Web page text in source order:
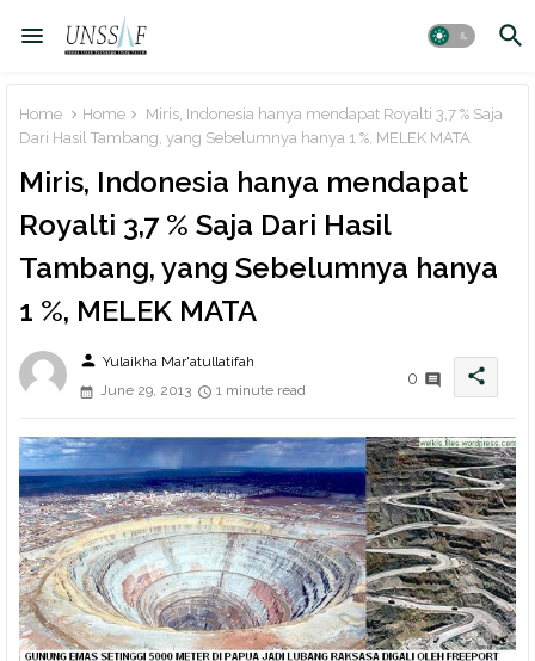
Home Home
Miris, Indonesia hanya mendapat Royalti 3,7 % Saja
Dari Hasil Tambang, yang Sebelumnya hanya 1 %, MELEK MATA
Miris, Indonesia hanya mendapat
Royalti 3,7 % Saja Dari Hasil
Tambang, yang Sebelumnya hanya
1 %, MELEK MATA
person Yulaikha Mar'atullatifah
June 29, 2013
1 minute read
0 share